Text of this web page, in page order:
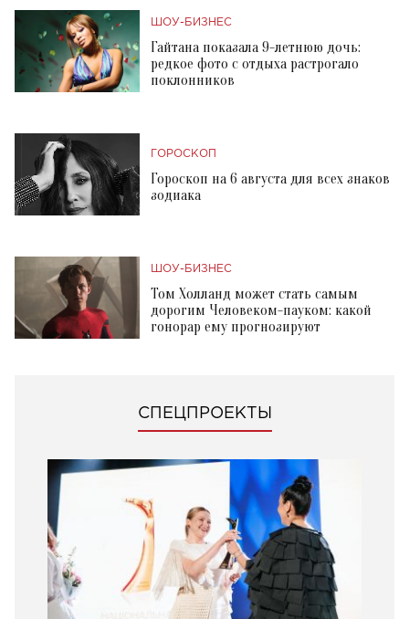
ШОУ-БИЗНЕС
Гайтана показала 9-летнюю дочь:
редкое фото с отдыха растрогало
поклонников
ГОРОСКОП
Гороскоп на 6 августа для всех знаков
зодиака
ШОУ-БИЗНЕС
Том Холланд может стать самым
дорогим Человеком-пауком: какой
гонорар ему прогнозируют
СПЕЦПРОЕКТЫ